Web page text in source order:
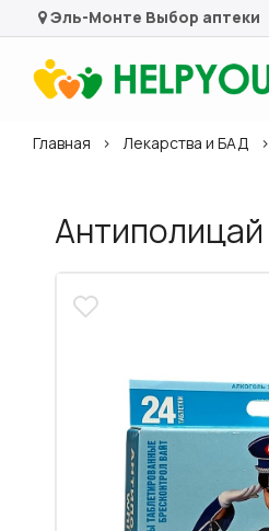
Эль-Монте Выбор аптеки
Главная Лекарства и БАД